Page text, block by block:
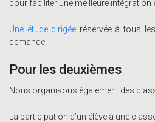
pour faciliter une meilleure intégration
Une étude dirigée réservée à tous
demande.
Pour les deuxièmes
Nous organisons également des
La participation d’un élève à une